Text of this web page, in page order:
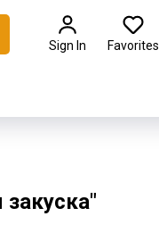
Sign In Favorites